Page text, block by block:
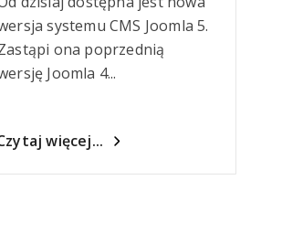
systemu CMS Joomla 5.
ona poprzednią
Joomla 4...
więcej...